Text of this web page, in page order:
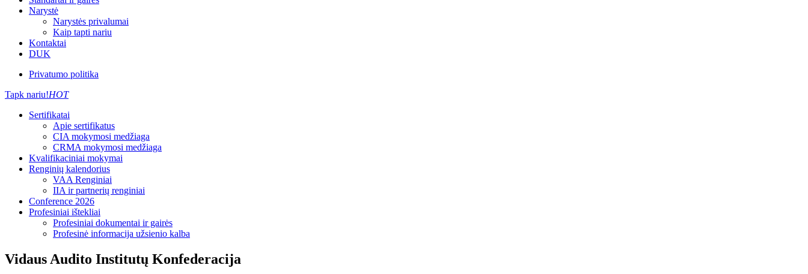
Narystė
Narystės privalumai
Kaip tapti nariu
Kontaktai
DUK
Privatumo politika
Tapk nariu!HOT
Sertifikatai
Apie sertifikatus
CIA mokymosi medžiaga
CRMA mokymosi medžiaga
Kvalifikaciniai mokymai
Renginių kalendorius
VAA Renginiai
IIA ir partnerių renginiai
Conference 2026
Profesiniai ištekliai
Profesiniai dokumentai ir gairės
Profesinė informacija užsienio kalba
Vidaus Audito Institutų Konfederacija